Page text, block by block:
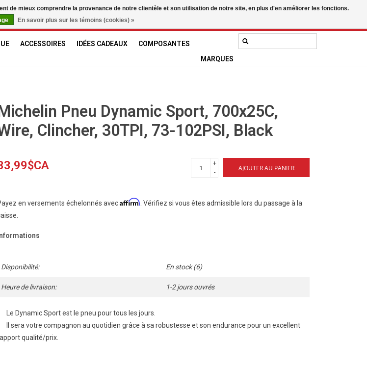
ACCESSOIRES IDÉES CADEAUX
COMPOSANTES
MARQUES
Pneu Dynamic Sport, 700x25C,
Clincher, 30TPI, 73-102PSI, Black
+
-
AJOUTER AU PANIER
en versements échelonnés avecAffirm. Vérifiez si vous êtes admissible lors du passage à la
Informations
Disponibilité: En stock(6)
Heure de livraison: 1-2 jours ouvrés
Le Dynamic Sport est le pneu pour tous les jours.
Il sera votre compagnon au quotidien grâce à sa robustesse et son endurance pour un excellent
qualité/prix.
de mieux comprendre la provenance de notre clientèle et son utilisation de notre site, en plus d'en améliorer les fonctions.
En savoir plus sur les témoins (cookies) »